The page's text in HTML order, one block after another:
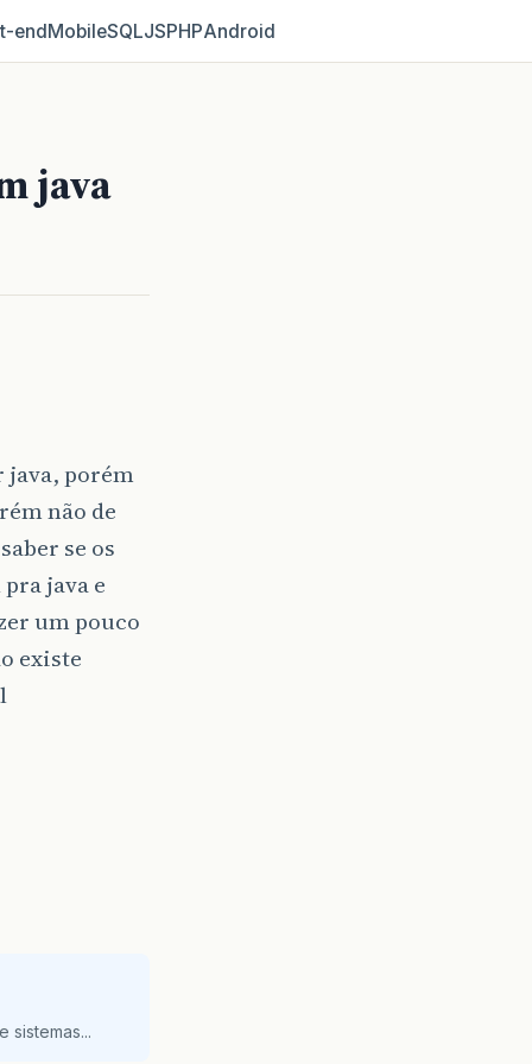
MobileSQLJSPHPAndroid
java
java, porém
não de
se os
java e
um pouco
existe
sistemas...